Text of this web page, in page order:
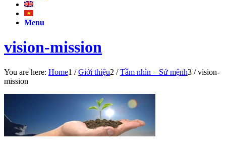
Menu
vision-mission
You are here: Home1 / Giới thiệu2 / Tầm nhìn – Sứ mệnh3 / vision-
mission